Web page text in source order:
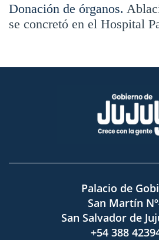
Donación de órganos.
se concretó en el Hospital
Palacio de
San Martín
San Salvador de
+54 388